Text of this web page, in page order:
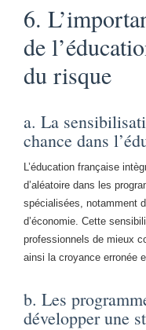
6.
de
du risque
a. La
chance dans
L’éducation française
d’aléatoire dans les
spécialisées, notamment
d’économie. Cette
professionnels de mieux
ainsi la croyance erronée
b. Les
développer une